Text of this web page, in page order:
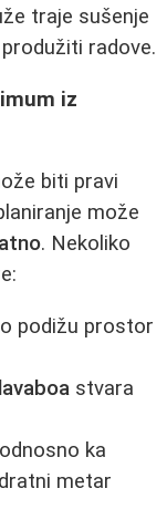
traje sušenje
radove.
iz
biti pravi
može
. Nekoliko
podižu prostor
stvara
ka
metar